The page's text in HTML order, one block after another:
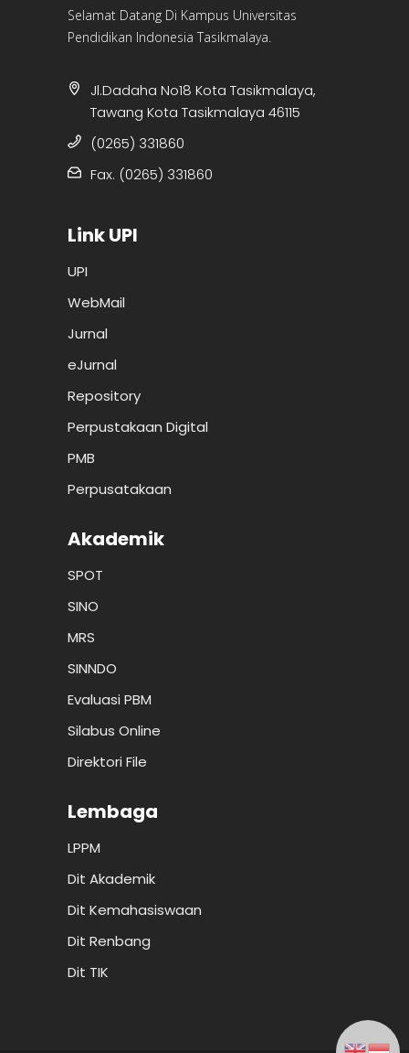
Selamat Datang Di Kampus Universitas
Pendidikan Indonesia Tasikmalaya.
Jl.Dadaha No18 Kota Tasikmalaya,
Tawang Kota Tasikmalaya 46115
(0265) 331860
Fax. (0265) 331860
Link UPI
UPI
WebMail
Jurnal
eJurnal
Repository
Perpustakaan Digital
PMB
Perpusatakaan
Akademik
SPOT
SINO
MRS
SINNDO
Evaluasi PBM
Silabus Online
Direktori File
Lembaga
LPPM
Dit Akademik
Dit Kemahasiswaan
Dit Renbang
Dit TIK